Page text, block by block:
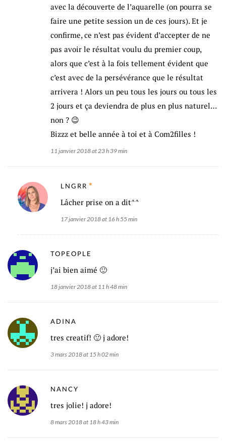
avec la découverte de l’aquarelle (on pourra se
faire une petite session un de ces jours). Et je
confirme, ce n’est pas évident d’accepter de ne
pas avoir le résultat voulu du premier coup,
alors que c’est à la fois tellement évident que
c’est avec de la persévérance que le résultat
arrivera ! Alors un peu tous les jours ou tous les
2 jours et ça deviendra de plus en plus naturel…
non ? 😉
Bizzz et belle année à toi et à Com2filles !
11 janvier 2018 at 23 h 39 min
LNGRR
Lâcher prise on a dit^^
17 janvier 2018 at 16 h 55 min
TOPEOPLE
j’ai bien aimé 🙂
18 janvier 2018 at 11 h 48 min
ADINA
tres creatif! 🙂 j adore!
3 mars 2018 at 15 h 02 min
NANCY
tres jolie! j adore!
8 mars 2018 at 18 h 43 min